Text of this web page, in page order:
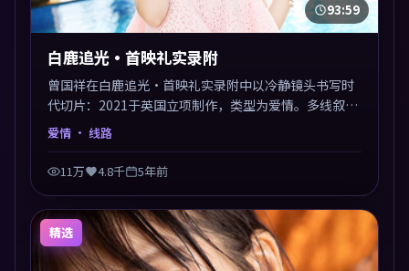
93:59
白鹿追光·首映礼实录附
曾国祥在白鹿追光·首映礼实录附中以冷静镜头书写时
代切片：2021于英国立项制作，类型为爱情。多线叙事
交汇于终局，真相与救赎并行，适合喜欢细读表演的影
像。
爱情 · 线路
11万 4.8千 5年前
精选